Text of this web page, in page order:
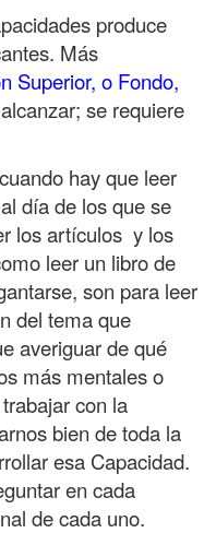
produce
Más
Superior, o Fondo,
se requiere
hay que leer
día de los que se
los artículos y los
leer un libro de
son para leer
del tema que
averiguar de qué
más mentales o
con la
bien de toda la
esa Capacidad.
en cada
de cada uno.